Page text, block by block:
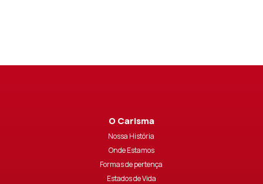
O Carisma
Nossa História
Onde Estamos
Formas de pertença
Estados de Vida